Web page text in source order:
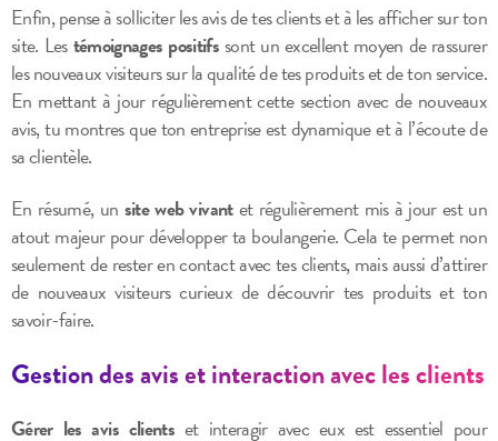
Enfin, pense à solliciter les avis de tes clients et à les afficher sur ton
site. Lestémoignages positifs sont un excellent moyen de rassurer
les nouveaux visiteurs sur la qualité de tes produits et de ton service.
En mettant à jour régulièrement cette section avec de nouveaux
avis, tu montres que ton entreprise est dynamique et à l’écoute de
sa clientèle.
En résumé, un site web vivantet régulièrement mis à jour est un
atout majeur pour développer ta boulangerie. Cela te permet non
seulement de rester en contact avec tes clients, mais aussi d’attirer
de nouveaux visiteurs curieux de découvrir tes produits et ton
savoir-faire.
Gestion des avis et interaction avec les clients
Gérer les avis clients et interagir avec eux est essentiel pour